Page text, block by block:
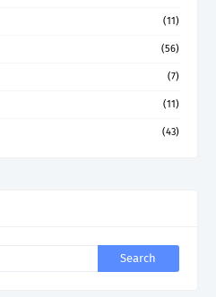
(11)
(56)
(7)
(11)
(43)